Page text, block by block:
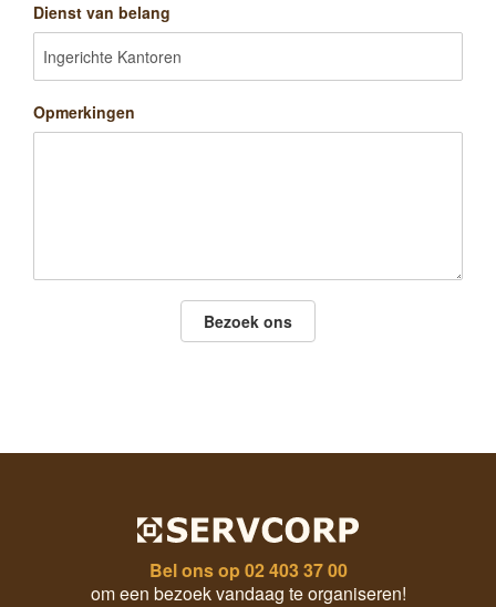
Dienst van belang
Opmerkingen
Bezoek ons
Bel ons op 02 403 37 00
om een bezoek vandaag te organiseren!